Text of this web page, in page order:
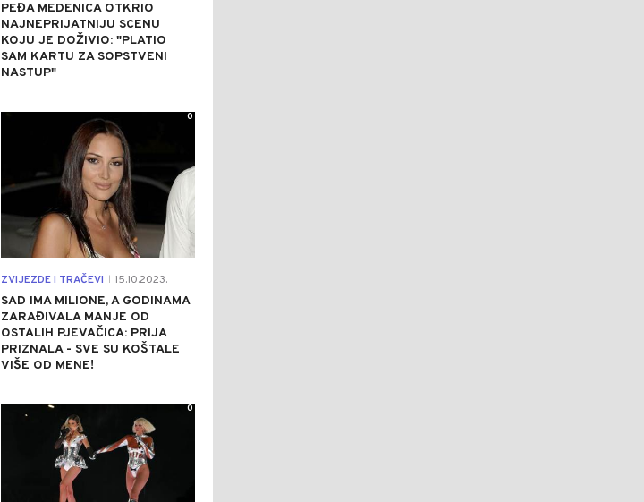
PEĐA MEDENICA OTKRIO
NAJNEPRIJATNIJU SCENU
KOJU JE DOŽIVIO: "PLATIO
SAM KARTU ZA SOPSTVENI
NASTUP"
ZVIJEZDE I TRAČEVI 15.10.2023.
SAD IMA MILIONE, A GODINAMA
ZARAĐIVALA MANJE OD
OSTALIH PJEVAČICA: PRIJA
PRIZNALA - SVE SU KOŠTALE
VIŠE OD MENE!
0
0